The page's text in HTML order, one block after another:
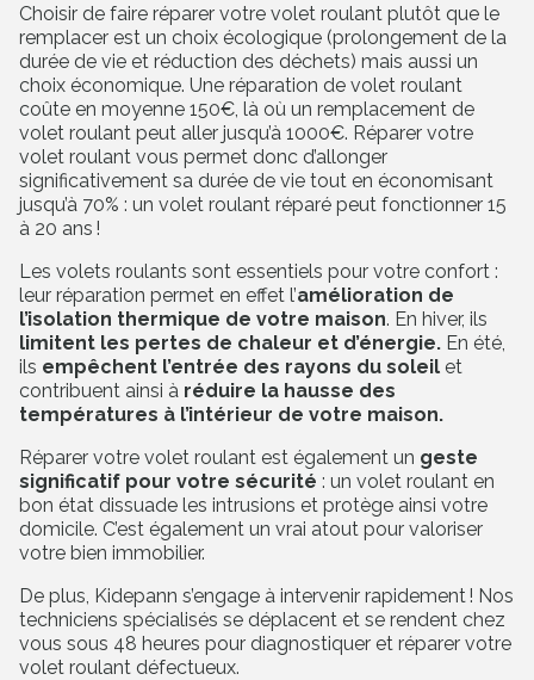
Choisir de faire réparer votre volet roulant plutôt que le
remplacer est un choix écologique (prolongement de la
durée de vie et réduction des déchets) mais aussi un
choix économique. Une réparation de volet roulant
coûte en moyenne 150€, là où un remplacement de
volet roulant peut aller jusqu’à 1000€. Réparer votre
volet roulant vous permet donc d’allonger
significativement sa durée de vie tout en économisant
jusqu’à 70% : un volet roulant réparé peut fonctionner 15
à 20 ans !
Les volets roulants sont essentiels pour votre confort :
leur réparation permet en effet l’amélioration de
l’isolation thermique de votre maison. En hiver, ils
limitent les pertes de chaleur et d’énergie. En été,
ils empêchent l’entrée des rayons du soleil et
contribuent ainsi à réduire la hausse des
températures à l’intérieur de votre maison.
Réparer votre volet roulant est également un geste
significatif pour votre sécurité : un volet roulant en
bon état dissuade les intrusions et protège ainsi votre
domicile. C’est également un vrai atout pour valoriser
votre bien immobilier.
De plus, Kidepann s’engage à intervenir rapidement ! Nos
techniciens spécialisés se déplacent et se rendent chez
vous sous 48 heures pour diagnostiquer et réparer votre
volet roulant défectueux.